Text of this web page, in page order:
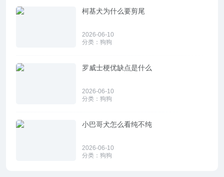
柯基犬为什么要剪尾
2026-06-10
分类： 狗狗
罗威士梗优缺点是什么
2026-06-10
分类： 狗狗
小巴哥犬怎么看纯不纯
2026-06-10
分类： 狗狗